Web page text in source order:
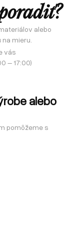
alebo
mieru.
vás
– 17:00)
alebo
pomôžeme s